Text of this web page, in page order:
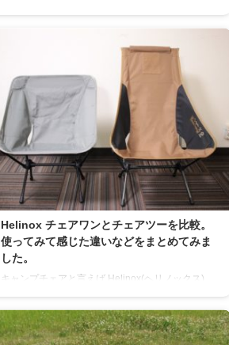
コットの中では超有名なヘリノックスのコット。
ですが、かなりの高額商品なのは確かです。 持っ
てる方も多いと思いますし、欲しい方も多いと思
います。 でも、せっかく持ってるけど寝る時だけ
にしか使わないなんて方も多いかと。 そこでこの
別売りの脚ですわ。 Helinox ヘリノックス コット
レッグ 収納バッグの裏側もループ付きで、凝った
作りに。 レッグの差し込み側はこんな感じになっ
てます。 これをコット側の穴に グッと差し込むだ
け。 ちゃんと刺さってるとこんな感じになってま
す。 コット ...
Helinox チェアワンとチェアツーを比較。
使ってみて感じた違いなどをまとめてみま
した。
キャンプチェアと言えば Helinox(ヘリノックス)
が、 その中でも人気の高い チェアワンとチェアツ
ーを比較してみました。 これからどっちを購入
するべきか？悩んでる方の参考になれば幸いで